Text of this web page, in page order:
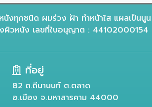
งทุกชนิด ผมร่วง ฝ้า ทำหน้าใส แผลเป็นนู
ผิวหนัง เลขที่ใบอนุญาต : 44102000154
ที่อยู่
82 ถ.ถีนานนท์ ต.ตลาด
อ.เมือง จ.มหาสารคาม 44000